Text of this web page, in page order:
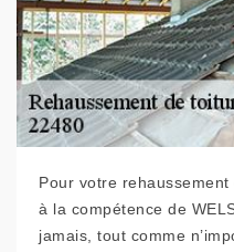
Pour votre
à la compétence de
jamais, tout comme